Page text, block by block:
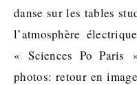
danse sur les tables
l’atmosphère
« Sciences Po
photos: retour en